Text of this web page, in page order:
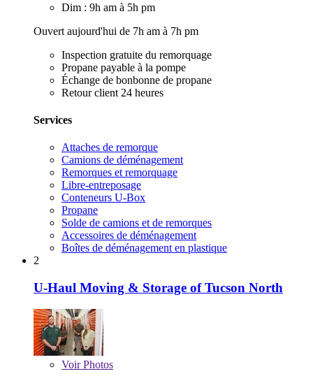
Dim : 9h am à 5h pm
Ouvert aujourd'hui de 7h am à 7h pm
Inspection gratuite du remorquage
Propane payable à la pompe
Échange de bonbonne de propane
Retour client 24 heures
Services
Attaches de remorque
Camions de déménagement
Remorques et remorquage
Libre-entreposage
Conteneurs U-Box
Propane
Solde de camions et de remorques
Accessoires de déménagement
Boîtes de déménagement en plastique
2
U-Haul Moving & Storage of Tucson North
VoirPhotos